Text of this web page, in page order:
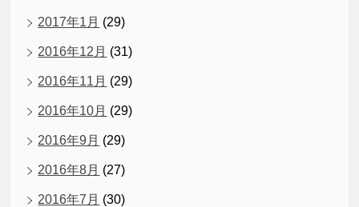
2017年1月 (29)
2016年12月 (31)
2016年11月 (29)
2016年10月 (29)
2016年9月 (29)
2016年8月 (27)
2016年7月 (30)